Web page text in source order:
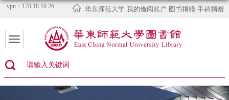
vpn：170.18.10.26 华东师范大学 我的借阅账户 图书捐赠 手稿捐赠